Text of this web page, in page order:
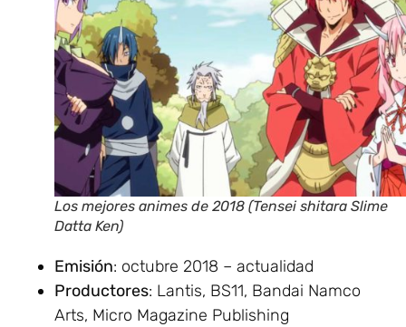
Los mejores animes de 2018 (Tensei shitara Slime
Datta Ken)
Emisión: octubre 2018 – actualidad
Productores: Lantis, BS11, Bandai Namco
Arts, Micro Magazine Publishing